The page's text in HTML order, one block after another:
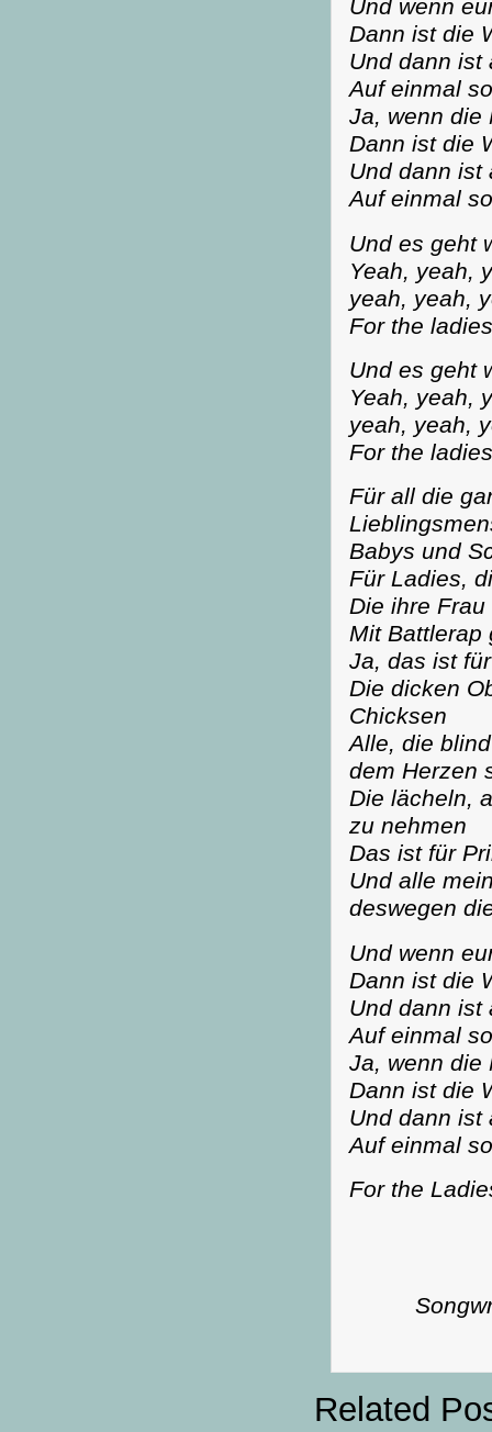
Und wenn
Dann ist die
Und dann ist
Auf einmal
Ja, wenn die
Dann ist die
Und dann ist
Auf einmal
Und es geht
Yeah, yeah,
yeah, yeah,
For the ladies
Und es geht
Yeah, yeah,
yeah, yeah,
For the ladies
Für all die
Babys und
Für Ladies,
Die ihre
Mit Battlerap
Ja, das ist
Die dicken
Chicksen
Alle, die
dem Herzen
Die lächeln,
zu nehmen
Das ist für
Und alle
deswegen
Und wenn
Dann ist die
Und dann ist
Auf einmal
Ja, wenn die
Dann ist die
Und dann ist
Auf einmal
For the
Related